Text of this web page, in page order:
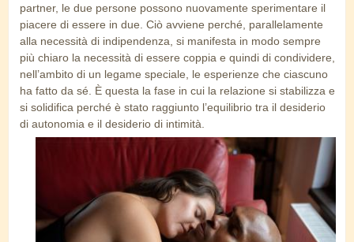
partner, le due persone possono nuovamente sperimentare il
piacere di essere in due. Ciò avviene perché, parallelamente
alla necessità di indipendenza, si manifesta in modo sempre
più chiaro la necessità di essere coppia e quindi di condividere,
nell’ambito di un legame speciale, le esperienze che ciascuno
ha fatto da sé. È questa la fase in cui la relazione si stabilizza e
si solidifica perché è stato raggiunto l’equilibrio tra il desiderio
di autonomia e il desiderio di intimità.
primo-piano-sulla-coppia.jpg